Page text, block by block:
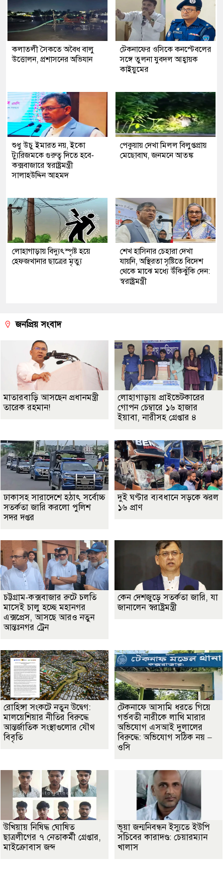
কলাতলী সৈকতে অবৈধ বালু
উত্তোলন, প্রশাসনের অভিযান
টেকনাফের ওসিকে কনস্টেবলের
সঙ্গে তুলনা যুবদল আহ্বায়ক
কাইয়ুমের
শুধু উচু ইমারত নয়, ইকো
ট্যুরিজমকে গুরুত্ব দিতে হবে-
কক্সবাজারে স্বরাষ্ট্রমন্ত্রী
সালাহউদ্দিন আহমদ
পেকুয়ায় দেখা মিলল বিলুপ্তপ্রায়
মেছোবাঘ, জনমনে আতঙ্ক
লোহাগাড়ায় বিদ্যুৎস্পৃষ্ট হয়ে
হেফজখানার ছাত্রের মৃত্যু
শেখ হাসিনার চেহারা দেখা
যায়নি, অস্থিরতা সৃষ্টিতে বিদেশ
থেকে মাঝে মধ্যে উঁকিঝুঁকি দেন:
স্বরাষ্ট্রমন্ত্রী
জনপ্রিয় সংবাদ
মাতারবাড়ি আসছেন প্রধানমন্ত্রী
তারেক রহমান!
লোহাগাড়ায় প্রাইভেটকারের
গোপন চেম্বারে ১৬ হাজার
ইয়াবা, নারীসহ গ্রেপ্তার ৪
ঢাকাসহ সারাদেশে হঠাৎ সর্বোচ্চ
সতর্কতা জা‌রি করলো পুলিশ
সদর দপ্তর
দুই ঘণ্টার ব্যবধানে সড়কে ঝরল
১৬ প্রাণ
চট্টগ্রাম-কক্সবাজার রুটে চলতি
মাসেই চালু হচ্ছে মহানগর
এক্সপ্রেস, আসছে আরও নতুন
আন্তঃনগর ট্রেন
কেন দেশজুড়ে সতর্কতা জারি, যা
জানালেন স্বরাষ্ট্রমন্ত্রী
রোহিঙ্গা সংকটে নতুন উদ্বেগ:
মালয়েশিয়ার নীতির বিরুদ্ধে
আন্তর্জাতিক সংস্থাগুলোর যৌথ
বিবৃতি
টেকনাফে আসামি ধরতে গিয়ে
গর্ভবতী নারীকে লাথি মারার
অভিযোগ এসআই দুলালের
বিরুদ্ধে: অভিযোগ সঠিক নয় –
ওসি
উখিয়ায় নিষিদ্ধ ঘোষিত
ছাত্রলীগের ৭ নেতাকর্মী গ্রেপ্তার,
মাইক্রোবাস জব্দ
ভূয়া জন্মনিবন্ধন ইস্যুতে ইউপি
সচিবের কারাদণ্ড: চেয়ারম্যান
খালাস